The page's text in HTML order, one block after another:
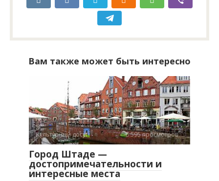
Вам также может быть интересно
Культурный досуг 595 просмотров
Город Штаде —
достопримечательности и
интересные места